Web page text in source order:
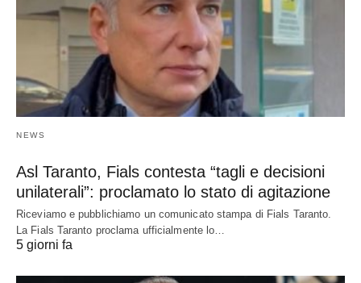
NEWS
Asl Taranto, Fials contesta “tagli e decisioni
unilaterali”: proclamato lo stato di agitazione
Riceviamo e pubblichiamo un comunicato stampa di Fials Taranto.
La Fials Taranto proclama ufficialmente lo…
5 giorni fa